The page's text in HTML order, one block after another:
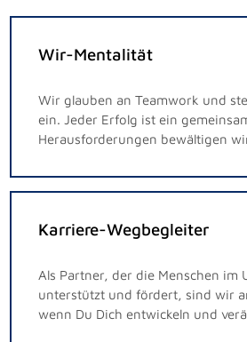
Wir-Mentalität
Wir glauben an Teamwork und
ein. Jeder Erfolg ist ein
Herausforderungen bewältigen
Karriere-Wegbegleiter
Als Partner, der die Menschen im
unterstützt und fördert, sind wir
wenn Du Dich entwickeln und